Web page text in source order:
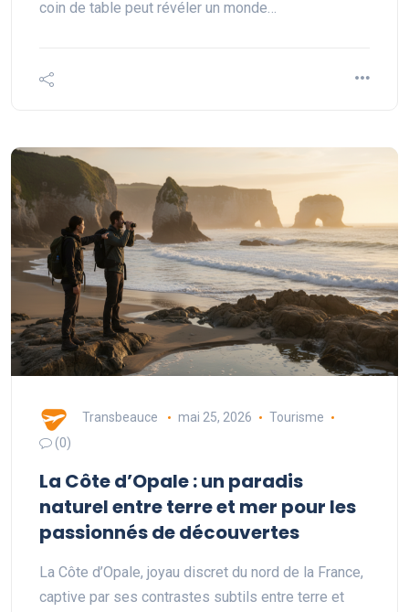
coin de table peut révéler un monde…
Transbeauce mai 25, 2026
Tourisme
(0)
La Côte d’Opale : un paradis
naturel entre terre et mer pour les
passionnés de découvertes
La Côte d’Opale, joyau discret du nord de la France,
captive par ses contrastes subtils entre terre et